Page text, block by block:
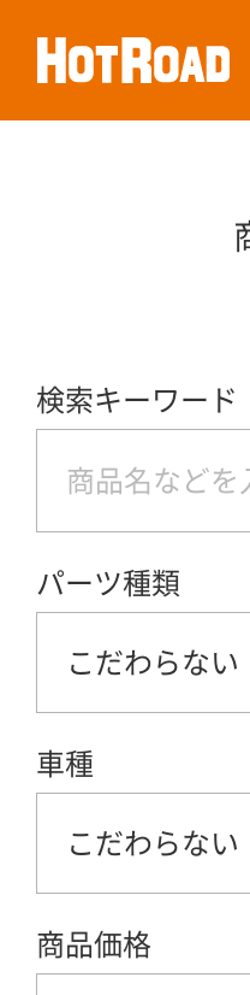
検索キーワード
パーツ種類
こだわらない
車種
こだわらない
商品価格